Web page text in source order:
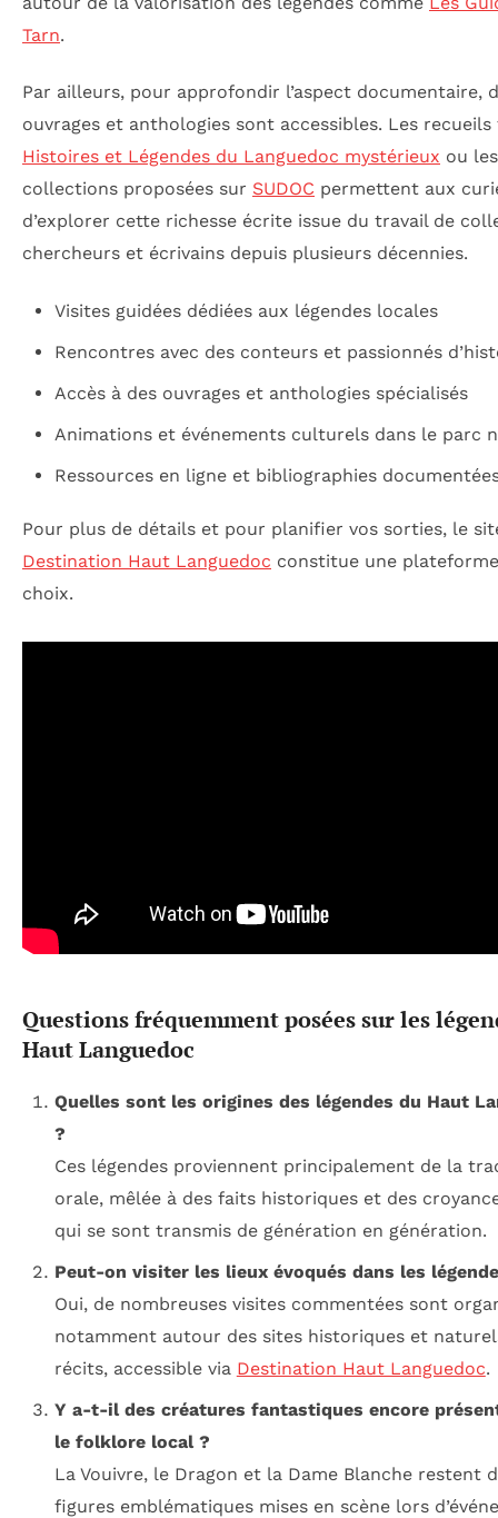
Tarn.
Par ailleurs, pour approfondir l’aspect documentaire,
ouvrages et anthologies sont accessibles. Les
Histoires et Légendes du Languedoc mystérieux ou les
collections proposées sur SUDOC permettent aux
d’explorer cette richesse écrite issue du travail de
chercheurs et écrivains depuis plusieurs décennies.
Visites guidées dédiées aux légendes locales
Rencontres avec des conteurs et passionnés
Accès à des ouvrages et anthologies spécialisés
Animations et événements culturels dans le parc
Ressources en ligne et bibliographies
Pour plus de détails et pour planifier vos sorties, le
Destination Haut Languedoc constitue une
choix.
Questions fréquemment posées sur les
Haut Languedoc
Quelles sont les origines des légendes du Haut
?
Ces légendes proviennent principalement de la
orale, mêlée à des faits historiques et des
qui se sont transmis de génération en génération.
Peut-on visiter les lieux évoqués dans les
Oui, de nombreuses visites commentées sont
notamment autour des sites historiques et
récits, accessible via Destination Haut Languedoc.
Y a-t-il des créatures fantastiques encore
le folklore local ?
La Vouivre, le Dragon et la Dame Blanche restent
figures emblématiques mises en scène lors